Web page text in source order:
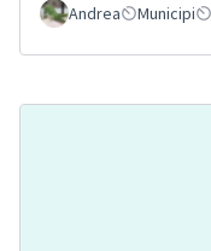
Andrea Municipi